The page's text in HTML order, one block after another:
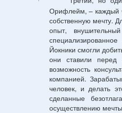
Орифлейм, – каждый
собственную мечту.
опыт,
Йокники смогли
они ставили
возможность
компанией.
человек, и делать
сделанные
осуществлению